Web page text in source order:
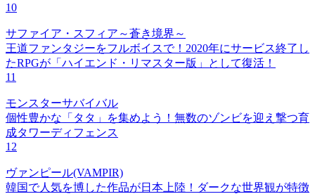
10
サファイア・スフィア～蒼き境界～
王道ファンタジーをフルボイスで！2020年にサービス終了し
たRPGが「ハイエンド・リマスター版」として復活！
11
モンスターサバイバル
個性豊かな「タタ」を集めよう！無数のゾンビを迎え撃つ育
成タワーディフェンス
12
ヴァンピール(VAMPIR)
韓国で人気を博した作品が日本上陸！ダークな世界観が特徴